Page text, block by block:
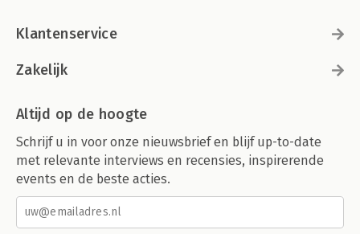
Klantenservice
Zakelijk
Altijd op de hoogte
Schrijf u in voor onze nieuwsbrief en blijf up-to-date
met relevante interviews en recensies, inspirerende
events en de beste acties.